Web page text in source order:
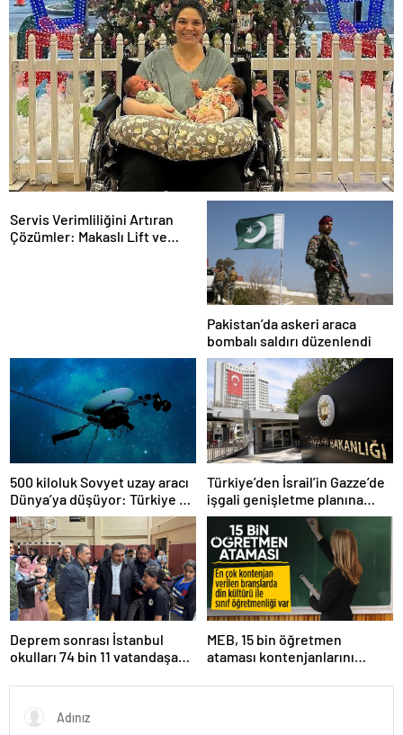
Servis Verimliliğini Artıran
Çözümler: Makaslı Lift ve
Pakistan’da askeri araca
bombalı saldırı düzenlendi
500 kiloluk Sovyet uzay aracı
Dünya’ya düşüyor: Türkiye de
risk altında
Türkiye’den İsrail’in Gazze’de
işgali genişletme planına
tepki
Deprem sonrası İstanbul
okulları 74 bin 11 vatandaşa
MEB, 15 bin öğretmen
ataması kontenjanlarını